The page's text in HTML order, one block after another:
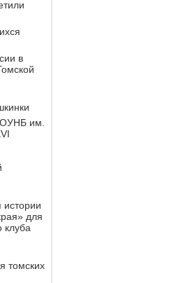
в
им.
истории
для
клуба
томских